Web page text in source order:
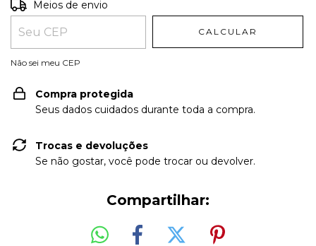
Entregas para o CEP:
Meios de envio
CALCULAR
Não sei meu CEP
Compra protegida
Seus dados cuidados durante toda a compra.
Trocas e devoluções
Se não gostar, você pode trocar ou devolver.
Compartilhar: